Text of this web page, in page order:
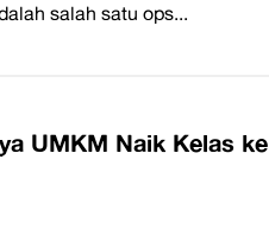
salah satu ops...
UMKM Naik Kelas ke